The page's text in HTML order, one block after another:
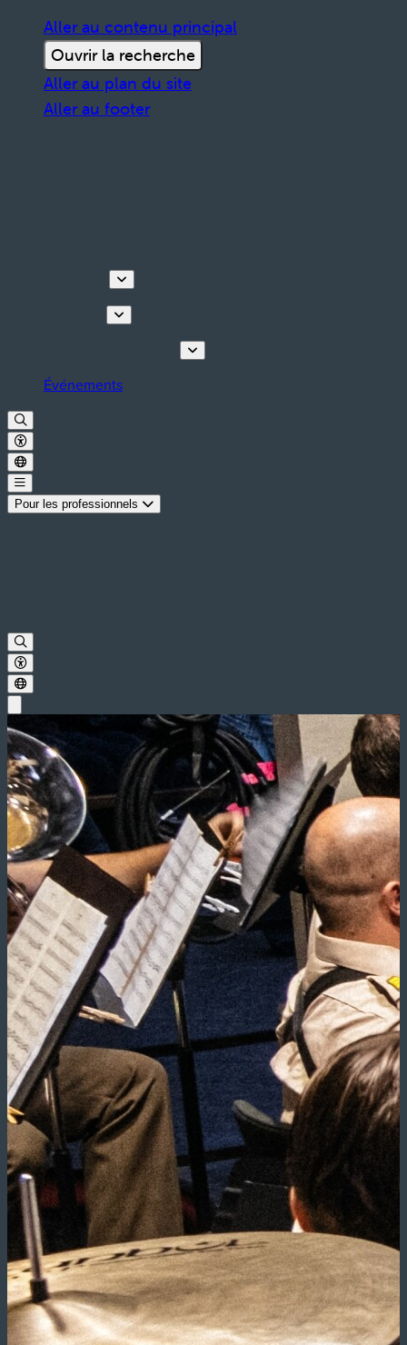
Aller au contenu principal
Ouvrir la recherche
Aller au plan du site
Aller au footer
Événements
Pour les professionnels